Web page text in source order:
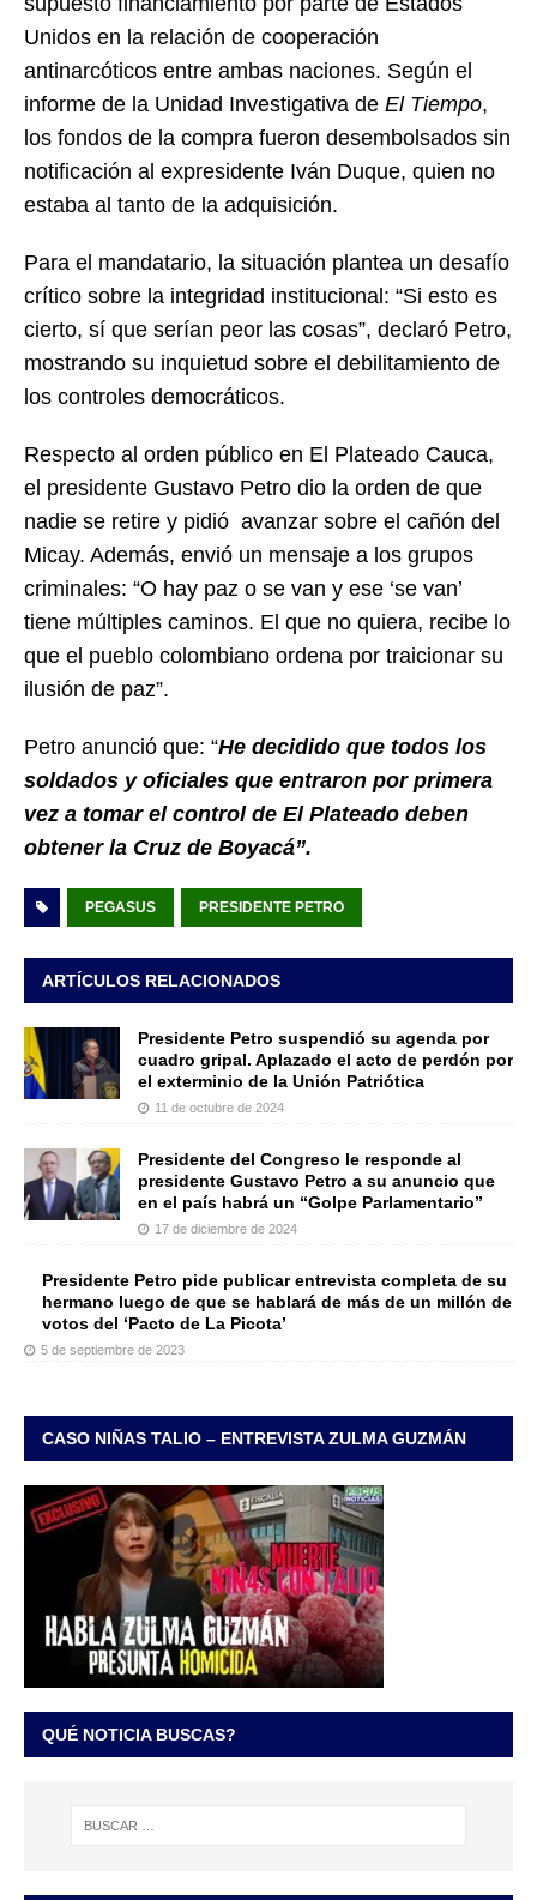
Unidos en la relación de cooperación
antinarcóticos entre ambas naciones. Según el
informe de la Unidad Investigativa de El Tiempo,
los fondos de la compra fueron desembolsados sin
notificación al expresidente Iván Duque, quien no
estaba al tanto de la adquisición.
Para el mandatario, la situación plantea un desafío
crítico sobre la integridad institucional: “Si esto es
cierto, sí que serían peor las cosas”, declaró Petro,
mostrando su inquietud sobre el debilitamiento de
los controles democráticos.
Respecto al orden público en El Plateado Cauca,
el presidente Gustavo Petro dio la orden de que
nadie se retire y pidió avanzar sobre el cañón del
Micay. Además, envió un mensaje a los grupos
criminales: “O hay paz o se van y ese ‘se van’
tiene múltiples caminos. El que no quiera, recibe lo
que el pueblo colombiano ordena por traicionar su
ilusión de paz”.
Petro anunció que: “He decidido que todos los
soldados y oficiales que entraron por primera
vez a tomar el control de El Plateado deben
obtener la Cruz de Boyacá”.
PEGASUS PRESIDENTE PETRO
ARTÍCULOS RELACIONADOS
Presidente Petro suspendió su agenda por
cuadro gripal. Aplazado el acto de perdón por
el exterminio de la Unión Patriótica
11 de octubre de 2024
Presidente del Congreso le responde al
presidente Gustavo Petro a su anuncio que
en el país habrá un “Golpe Parlamentario”
17 de diciembre de 2024
Presidente Petro pide publicar entrevista completa de su
hermano luego de que se hablará de más de un millón de
votos del ‘Pacto de La Picota’
5 de septiembre de 2023
CASO NIÑAS TALIO – ENTREVISTA ZULMA GUZMÁN
QUÉ NOTICIA BUSCAS?